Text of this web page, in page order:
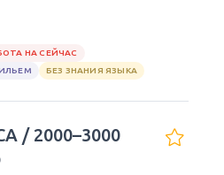
НА СЕЙЧАС
БЕЗ ЗНАНИЯ ЯЗЫКА
/ 2000–3000